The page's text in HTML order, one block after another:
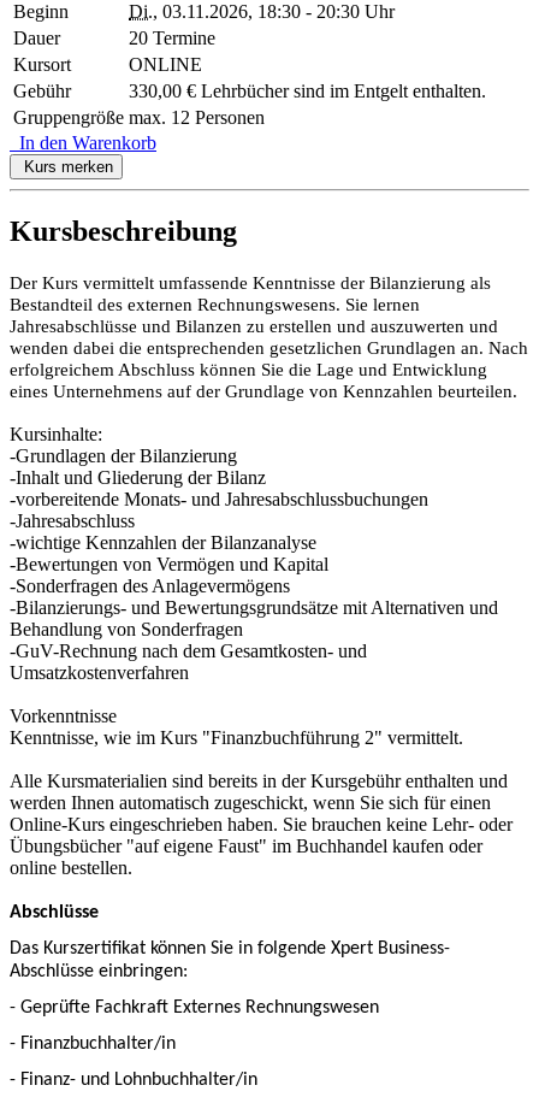
Beginn
Di., 03.11.2026, 18:30 - 20:30 Uhr
Dauer
20 Termine
Kursort
ONLINE
Gebühr
330,00 € Lehrbücher sind im Entgelt enthalten.
Gruppengröße max. 12 Personen
In den Warenkorb
Kurs merken
Kursbeschreibung
Der Kurs vermittelt umfassende Kenntnisse der Bilanzierung als
Bestandteil des externen Rechnungswesens. Sie lernen
Jahresabschlüsse und Bilanzen zu erstellen und auszuwerten und
wenden dabei die entsprechenden gesetzlichen Grundlagen an. Nach
erfolgreichem Abschluss können Sie die Lage und Entwicklung
eines Unternehmens auf der Grundlage von Kennzahlen beurteilen.
Kursinhalte:
-Grundlagen der Bilanzierung
-Inhalt und Gliederung der Bilanz
-vorbereitende Monats- und Jahresabschlussbuchungen
-Jahresabschluss
-wichtige Kennzahlen der Bilanzanalyse
-Bewertungen von Vermögen und Kapital
-Sonderfragen des Anlagevermögens
-Bilanzierungs- und Bewertungsgrundsätze mit Alternativen und
Behandlung von Sonderfragen
-GuV-Rechnung nach dem Gesamtkosten- und
Umsatzkostenverfahren
Vorkenntnisse
Kenntnisse, wie im Kurs "Finanzbuchführung 2" vermittelt.
Alle Kursmaterialien sind bereits in der Kursgebühr enthalten und
werden Ihnen automatisch zugeschickt, wenn Sie sich für einen
Online-Kurs eingeschrieben haben. Sie brauchen keine Lehr- oder
Übungsbücher "auf eigene Faust" im Buchhandel kaufen oder
online bestellen.
Abschlüsse
Das Kurszertifikat können Sie in folgende Xpert Business-
Abschlüsse einbringen:
- Geprüfte Fachkraft Externes Rechnungswesen
- Finanzbuchhalter/in
- Finanz- und Lohnbuchhalter/in